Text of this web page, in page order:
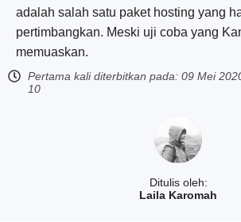
Ditulis oleh:
Laila Karomah
adalah salah satu paket hosting yang
pertimbangkan. Meski uji coba yang
memuaskan.
Pertama kali diterbitkan pada: 09 Mei
10